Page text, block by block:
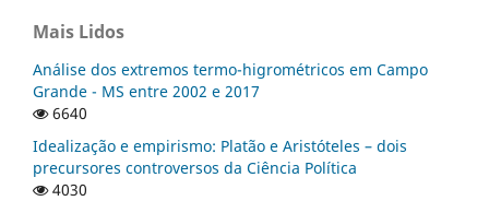
Mais Lidos
Análise dos extremos termo-higrométricos em Campo
Grande - MS entre 2002 e 2017
6640
Idealização e empirismo: Platão e Aristóteles – dois
precursores controversos da Ciência Política
4030